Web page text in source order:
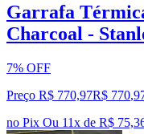
Garrafa
Charcoal -
7% OFF
Preço R$ 770,97R$ 770,
no Pix Ou 11x de R$